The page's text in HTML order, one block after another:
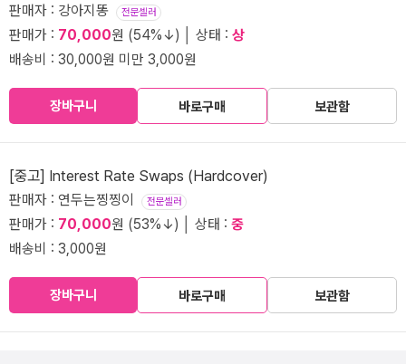
판매자 : 강아지똥 전문셀러
판매가 : 70,000원 (54%↓) │ 상태 : 상
배송비 : 30,000원 미만 3,000원
장바구니 바로구매 보관함
[중고] Interest Rate Swaps (Hardcover)
판매자 : 연두는찡찡이 전문셀러
판매가 : 70,000원 (53%↓) │ 상태 : 중
배송비 : 3,000원
장바구니 바로구매 보관함